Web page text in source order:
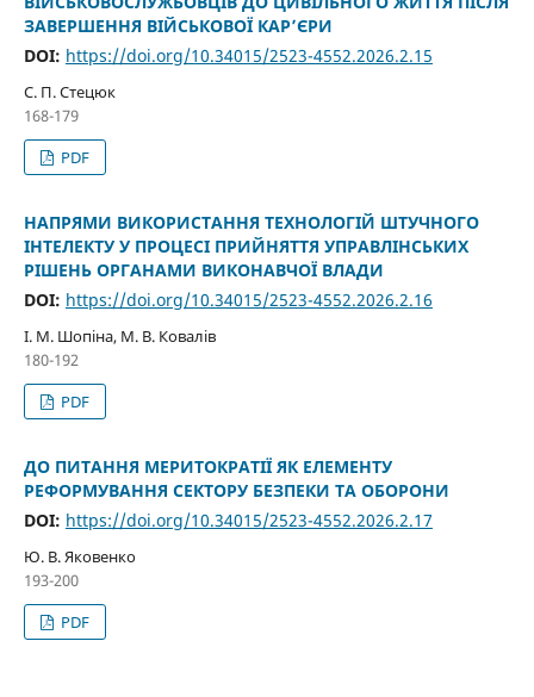
ЗАВЕРШЕННЯ ВІЙСЬКОВОЇ КАР’ЄРИ
DOI: https://doi.org/10.34015/2523-4552.2026.2.15
С. П. Стецюк
168-179
PDF
НАПРЯМИ ВИКОРИСТАННЯ ТЕХНОЛОГІЙ ШТУЧНОГО
ІНТЕЛЕКТУ У ПРОЦЕСІ ПРИЙНЯТТЯ УПРАВЛІНСЬКИХ
РІШЕНЬ ОРГАНАМИ ВИКОНАВЧОЇ ВЛАДИ
DOI: https://doi.org/10.34015/2523-4552.2026.2.16
І. М. Шопіна, М. В. Ковалів
180-192
PDF
ДО ПИТАННЯ МЕРИТОКРАТІЇ ЯК ЕЛЕМЕНТУ
РЕФОРМУВАННЯ СЕКТОРУ БЕЗПЕКИ ТА ОБОРОНИ
DOI: https://doi.org/10.34015/2523-4552.2026.2.17
Ю. В. Яковенко
193-200
PDF